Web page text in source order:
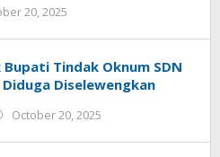
20, 2025
Tindak Oknum SDN
Diselewengkan
October 20, 2025